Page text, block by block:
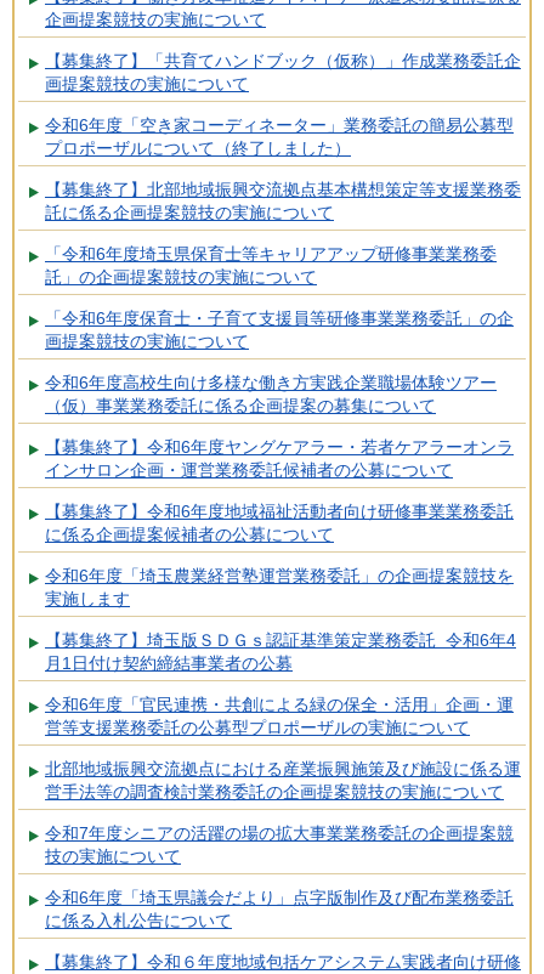
企画提案競技の実施について
【募集終了】「共育てハンドブック（仮称）」作成業務委託企
画提案競技の実施について
令和6年度「空き家コーディネーター」業務委託の簡易公募型
プロポーザルについて（終了しました）
【募集終了】北部地域振興交流拠点基本構想策定等支援業務委
託に係る企画提案競技の実施について
「令和6年度埼玉県保育士等キャリアアップ研修事業業務委
託」の企画提案競技の実施について
「令和6年度保育士・子育て支援員等研修事業業務委託」の企
画提案競技の実施について
令和6年度高校生向け多様な働き方実践企業職場体験ツアー
（仮）事業業務委託に係る企画提案の募集について
【募集終了】令和6年度ヤングケアラー・若者ケアラーオンラ
インサロン企画・運営業務委託候補者の公募について
【募集終了】令和6年度地域福祉活動者向け研修事業業務委託
に係る企画提案候補者の公募について
令和6年度「埼玉農業経営塾運営業務委託」の企画提案競技を
実施します
【募集終了】埼玉版ＳＤＧｓ認証基準策定業務委託 令和6年4
月1日付け契約締結事業者の公募
令和6年度「官民連携・共創による緑の保全・活用」企画・運
営等支援業務委託の公募型プロポーザルの実施について
北部地域振興交流拠点における産業振興施策及び施設に係る運
営手法等の調査検討業務委託の企画提案競技の実施について
令和7年度シニアの活躍の場の拡大事業業務委託の企画提案競
技の実施について
令和6年度「埼玉県議会だより」点字版制作及び配布業務委託
に係る入札公告について
【募集終了】令和６年度地域包括ケアシステム実践者向け研修